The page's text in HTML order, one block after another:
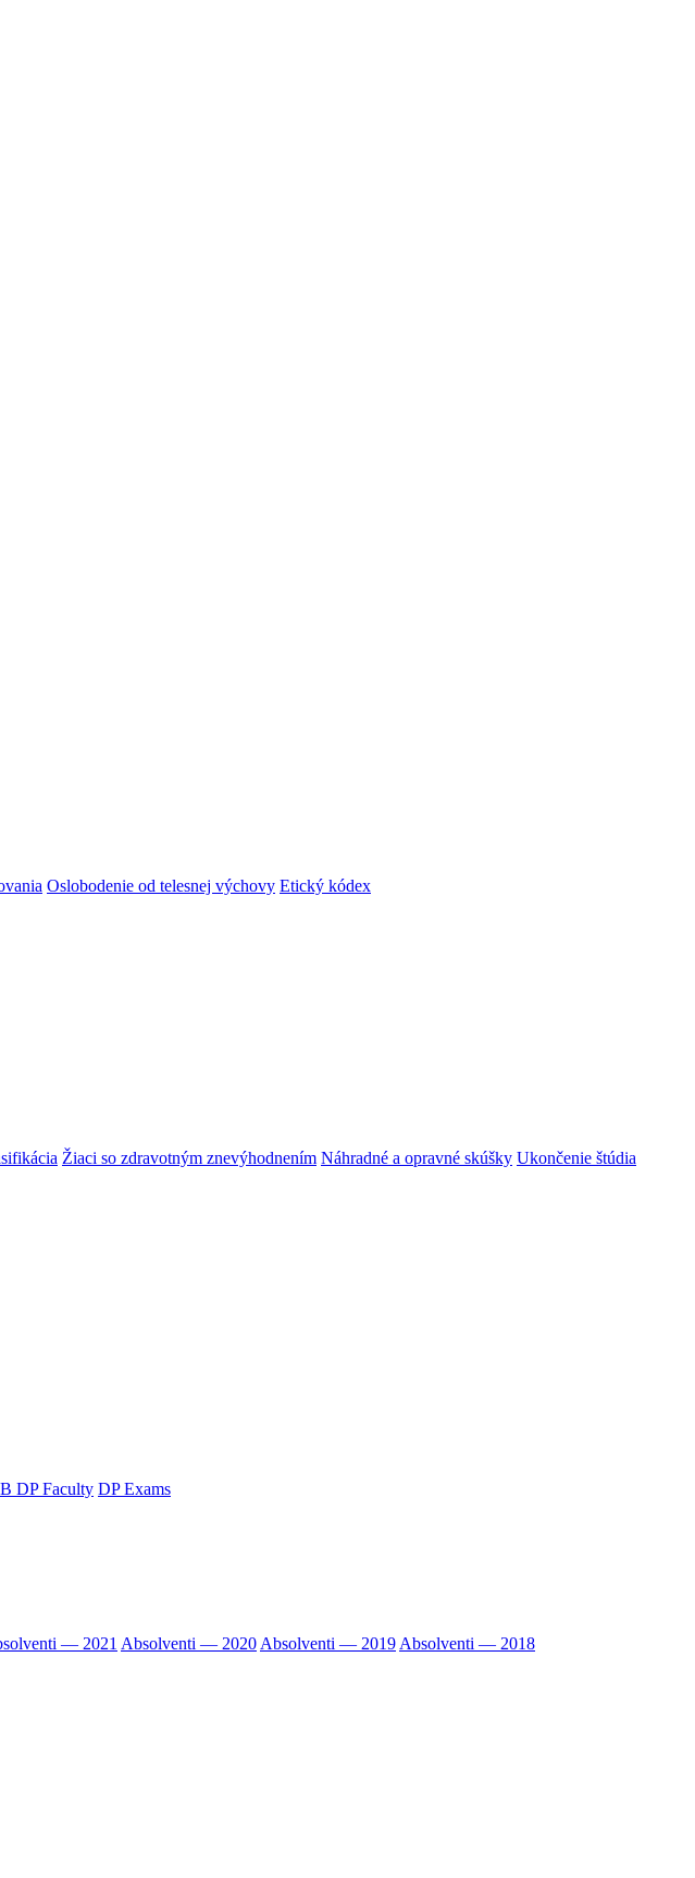
Oslobodenie od telesnej výchovy Etický kódex
Žiaci so zdravotným znevýhodnením Náhradné a opravné skúšky Ukončenie štúdia
DP Faculty DP Exams
— 2021 Absolventi — 2020Absolventi — 2019Absolventi — 2018